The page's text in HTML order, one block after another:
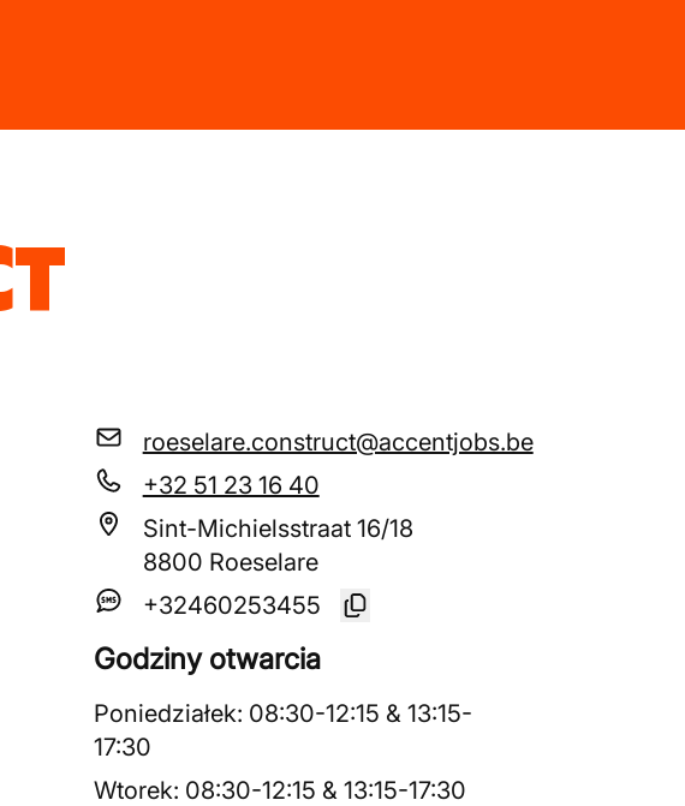
roeselare.construct@accentjobs.be
+32 51 23 16 40
Sint-Michielsstraat 16/18
8800 Roeselare
+32460253455
Godziny otwarcia
Poniedziałek: 08:30-12:15 & 13:15-
17:30
Wtorek: 08:30-12:15 & 13:15-17:30